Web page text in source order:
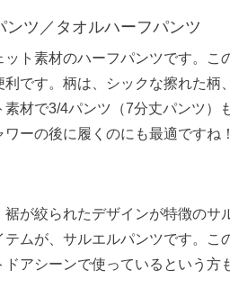
ンツ／タオルハーフパンツ
ット素材のハーフパンツです。
です。柄は、シックな擦れた柄
素材で3/4パンツ（7分丈パンツ
ーの後に履くのにも最適ですね！
裾が絞られたデザインが特徴の
テムが、サルエルパンツです。
アシーンで使っているという方